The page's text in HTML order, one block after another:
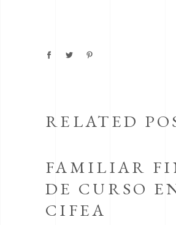
RELATED
FAMILIAR
DE CURSO
CIFEA